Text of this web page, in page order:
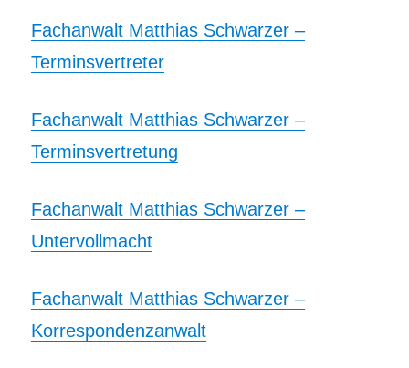
Fachanwalt Matthias Schwarzer –
Terminsvertreter
Fachanwalt Matthias Schwarzer –
Terminsvertretung
Fachanwalt Matthias Schwarzer –
Untervollmacht
Fachanwalt Matthias Schwarzer –
Korrespondenzanwalt